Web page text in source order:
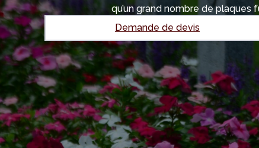
qu’un grand nombre de plaques
Demande de devis